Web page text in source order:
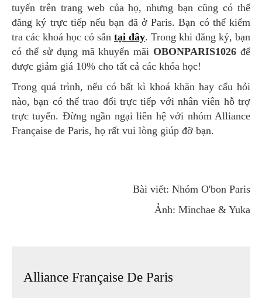
tuyến trên trang web của họ, nhưng bạn cũng có thể
đăng ký trực tiếp nếu bạn đã ở Paris. Bạn có thể kiểm
tra các khoá học có sẵn tại đây. Trong khi đăng ký, bạn
có thể sử dụng mã khuyến mãi OBONPARIS1026 để
được giảm giá 10% cho tất cả các khóa học!
Trong quá trình, nếu có bất kì khoá khăn hay cẩu hỏi
nào, bạn có thể trao đổi trực tiếp với nhân viên hỗ trợ
trực tuyến. Đừng ngần ngại liên hệ với nhóm Alliance
Française de Paris, họ rất vui lòng giúp đỡ bạn.
Bài viết: Nhóm O'bon Paris
Ảnh: Minchae & Yuka
Alliance Française De Paris